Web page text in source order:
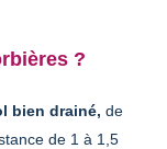
?
bien drainé, de
de 1 à 1,5